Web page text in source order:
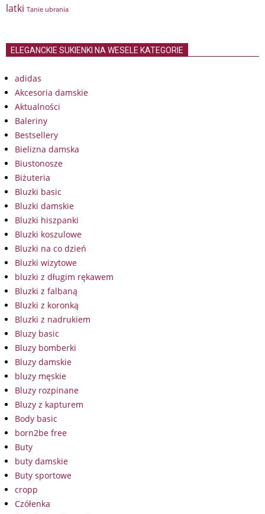
latki Tanie ubrania
ELEGANCKIE SUKIENKI NA WESELE KATEGORIE
adidas
Akcesoria damskie
Aktualności
Baleriny
Bestsellery
Bielizna damska
Biustonosze
Biżuteria
Bluzki basic
Bluzki damskie
Bluzki hiszpanki
Bluzki koszulowe
Bluzki na co dzień
Bluzki wizytowe
bluzki z długim rękawem
Bluzki z falbaną
Bluzki z koronką
Bluzki z nadrukiem
Bluzy basic
Bluzy bomberki
Bluzy damskie
bluzy męskie
Bluzy rozpinane
Bluzy z kapturem
Body basic
born2be free
Buty
buty damskie
Buty sportowe
cropp
Czółenka